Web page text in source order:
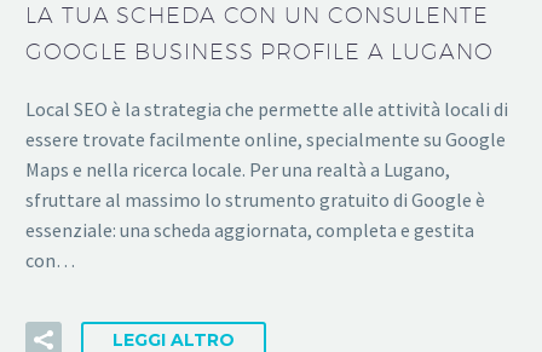
LA TUA SCHEDA CON UN CONSULENTE
GOOGLE BUSINESS PROFILE A LUGANO
Local SEO è la strategia che permette alle attività locali di
essere trovate facilmente online, specialmente su Google
Maps e nella ricerca locale. Per una realtà a Lugano,
sfruttare al massimo lo strumento gratuito di Google è
essenziale: una scheda aggiornata, completa e gestita
con…
LEGGI ALTRO